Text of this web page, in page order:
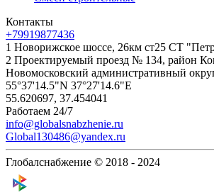
Контакты
+79919877436
1 Новорижское шоссе, 26км ст25 СТ
2 Проектируемый проезд № 134, район
Новомосковский административный
55°37'14.5"N 37°27'14.6"E
55.620697, 37.454041
Работаем 24/7
info@globalsnabzhenie.ru
Global130486@yandex.ru
Глобалснабжение © 2018 - 2024